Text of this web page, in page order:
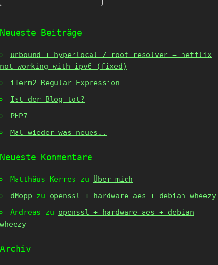
for:
Neueste Beiträge
unbound + hyperlocal / root resolver = netflix
not working with ipv6 (fixed)
iTerm2 Regular Expression
Ist der Blog tot?
PHP7
Mal wieder was neues..
Neueste Kommentare
Matthäus Kerres zu Über mich
dMopp zu openssl + hardware aes + debian wheezy
Andreas zu openssl + hardware aes + debian
wheezy
Archiv